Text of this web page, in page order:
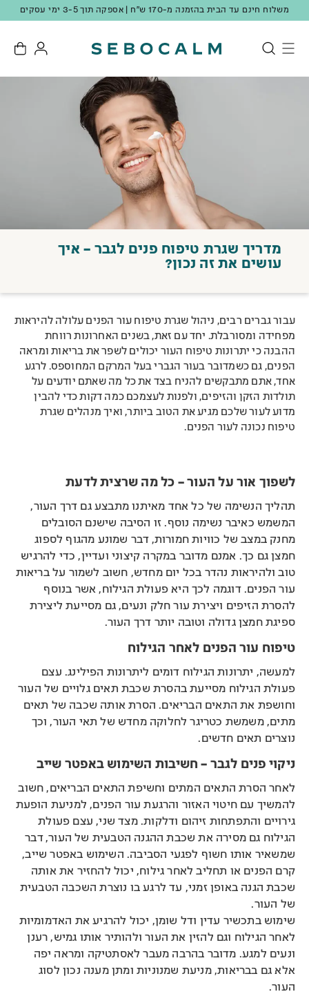
מצטרפים למועדון ונהנים מ-10 נק' מתנה + 10% הנחה ברכישה ראשונה!
מדריך שגרת טיפוח פנים לגבר – איך
עושים את זה נכון?
עבור גברים רבים, ניהול שגרת טיפוח עור הפנים עלולה להיראות
מפחידה ומסורבלת. יחד עם זאת, בשנים האחרונות רווחת
ההבנה כי יתרונות טיפוח העור יכולים לשפר את בריאות ומראה
הפנים, גם כשמדובר בעור הגברי בעל המרקם המחוספס. לרגע
אחד, אתם מתבקשים להניח בצד את כל מה שאתם יודעים על
תולדות הזקן והזיפים, ולפנות לעצמכם כמה דקות כדי להבין
מדוע לעור שלכם מגיע את הטוב ביותר, ואיך מנהלים שגרת
טיפוח נכונה לעור הפנים.
לשפוך אור על העור – כל מה שרצית לדעת
תהליך הנשימה של כל אחד מאיתנו מתבצע גם דרך העור,
המשמש כאיבר נשימה נוסף. זו הסיבה שישנם הסובלים
מחנק במצב של כוויות חמורות, דבר שמונע מהגוף לספוג
חמצן גם כך. אמנם מדובר במקרה קיצוני ועדיין, כדי להרגיש
טוב ולהיראות נהדר בכל יום מחדש, חשוב לשמור על בריאות
עור הפנים. דוגמה לכך היא פעולת הגילוח, אשר בנוסף
להסרת הזיפים ויצירת עור חלק ונעים, גם מסייעת ליצירת
ספיגת חמצן גדולה וטובה יותר דרך העור.
טיפוח עור הפנים לאחר הגילוח
למעשה, יתרונות הגילוח דומים ליתרונות הפילינג. עצם
פעולת הגילוח מסייעת בהסרת שכבת תאים גלויים של העור
וחושפת את התאים הבריאים. הסרת אותה שכבה של תאים
מתים, משמשת כטריגר לחלוקה מחדש של תאי העור, וכך
נוצרים תאים חדשים.
ניקוי פנים לגבר – חשיבות השימוש באפטר שייב
לאחר הסרת התאים המתים וחשיפת התאים הבריאים, חשוב
להמשיך עם חיטוי האזור והרגעת עור הפנים, למניעת הופעת
גירויים והתפתחות זיהום ודלקות. מצד שני, עצם פעולת
הגילוח גם מסירה את שכבת ההגנה הטבעית של העור, דבר
שמשאיר אותו חשוף לפגעי הסביבה. השימוש באפטר שייב,
קרם הפנים או תחליב לאחר גילוח, יכול להחזיר את אותה
שכבת הגנה באופן זמני, עד לרגע בו נוצרת השכבה הטבעית
של העור.
שימוש בתכשיר עדין ודל שומן, יכול להרגיע את האדמומיות
לאחר הגילוח וגם להזין את העור ולהותיר אותו גמיש, רענן
ונעים למגע. מדובר בהרבה מעבר לאסתטיקה ומראה יפה
אלא גם בבריאות, מניעת שמנוניות ומתן מענה נכון לסוג
העור.